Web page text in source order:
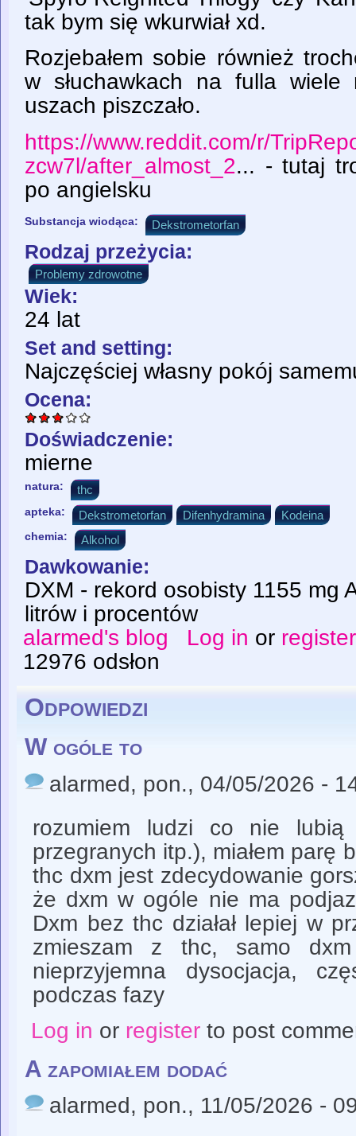
tak bym się wkurwiał xd.
Rozjebałem sobie również
w słuchawkach na fulla
uszach piszczało.
https://www.reddit.com/r/
zcw7l/after_almost_2... - tutaj
po angielsku
Substancja wiodąca: Dekstrometorfan
Rodzaj przeżycia:
Problemy zdrowotne
Wiek:
24 lat
Set and setting:
Najczęściej własny pokój
Ocena:
Doświadczenie:
mierne
natura: thc
apteka: Dekstrometorfan Difenhydramina Kodeina
chemia: Alkohol
Dawkowanie:
DXM - rekord osobisty 1155 mg
litrów i procentów
alarmed's blog
Log in or register
12976 odsłon
Odpowiedzi
W ogóle to
alarmed, pon., 04/05/2026 -
rozumiem ludzi co nie
przegranych itp.), miałem parę
thc dxm jest zdecydowanie
że dxm w ogóle nie ma
Dxm bez thc działał lepiej w
zmieszam z thc, samo
nieprzyjemna dysocjacja,
podczas fazy
Log in or registerto post
A zapomiałem dodać
alarmed, pon., 11/05/2026 -